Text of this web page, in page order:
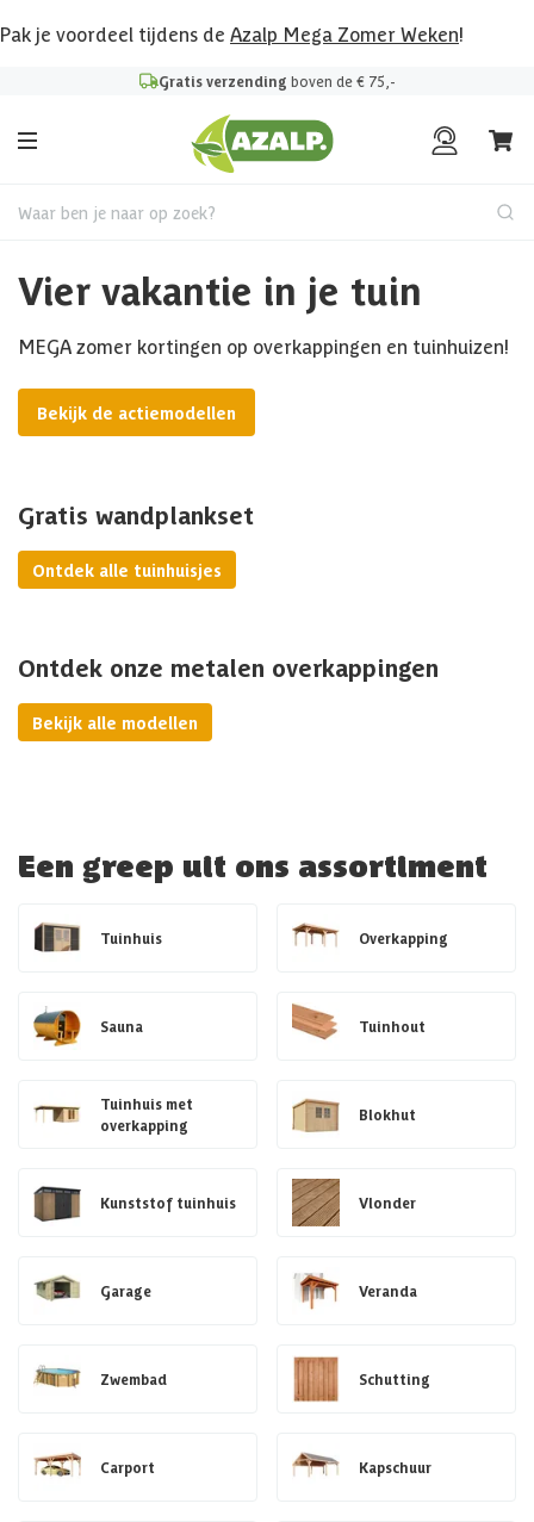
Pak je voordeel tijdens de Azalp Mega Zomer Weken!
Gratis verzending boven de € 75,-
Waar ben je naar op zoek?
Vier vakantie in je tuin
MEGA zomer kortingen op overkappingen en tuinhuizen!
Bekijk de actiemodellen
Gratis wandplankset
Ontdek alle tuinhuisjes
Ontdek onze metalen overkappingen
Bekijk alle modellen
Een greep uit ons assortiment
Tuinhuis Overkapping
Sauna Tuinhout
Tuinhuis met
overkapping
Blokhut
Kunststof tuinhuis Vlonder
Garage Veranda
Zwembad Schutting
Carport Kapschuur